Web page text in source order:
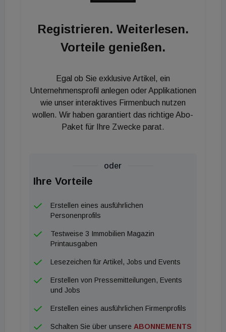
Die Reduktion der Emissionswerte basiert im
Wesentlichen auf kontinuierlichen Investitionen in
Werksstandorten Mannersdorf und Retznei. Die
Betriebe fokussieren sich verstärkt auf die
Kreislaufwirtschaft, indem sie den Einsatz
alternativer Rohmaterialien sowie
wurden im Zuge dieser Verfahren mehr als 400.000
Tonnen Baurestmassen vor der Deponierung
Zementproduktion verwertet. Besonders die CEM
deutlich unter 300 kg CO2 pro Tonne neue
unterschreiten die bisher verfügbaren
Branchenvergleichswerte deutlich. Zudem
den CO2-Fußabdruck gegenüber der
Branchenreferenz um mindestens 30 Prozent und
Registrieren. Weiterlesen.
Vorteile genießen.
Egal ob Sie exklusive Artikel, ein
Unternehmensprofil anlegen oder Applikationen
wie unser interaktives Firmenbuch nutzen
wollen. Wir haben garantiert das richtige Abo-
Paket für Ihre Zwecke parat.
oder
Ihre Vorteile
Erstellen eines ausführlichen
Personenprofils
Testweise 3 Immobilien Magazin
Printausgaben
Lesezeichen für Artikel, Jobs und Events
Erstellen von Pressemitteilungen, Events
und Jobs
Erstellen eines ausführlichen Firmenprofils
Schalten Sie über unsere ABONNEMENTS